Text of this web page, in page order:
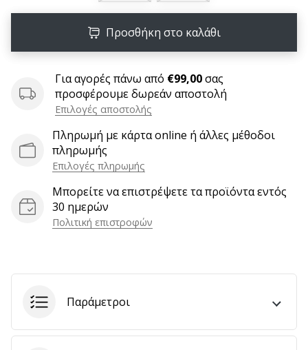
6 λεπτά ανάγνωσης
πρεσβευτής
μάρκας
χάντμπολ
Είσαι
λάτρης
χάντμπολ
όπως
εμείς;
της
μάρκας
μας
Προσθήκη στο καλάθι
Για αγορές πάνω από €99,00σας
προσφέρουμε δωρεάν αποστολή
Επιλογές αποστολής
Πληρωμή με κάρτα online ή άλλες μέθοδοι
πληρωμής
Επιλογές πληρωμής
Μπορείτε να επιστρέψετε τα προϊόντα εντός
30 ημερών
Πολιτική επιστροφών
Παράμετροι